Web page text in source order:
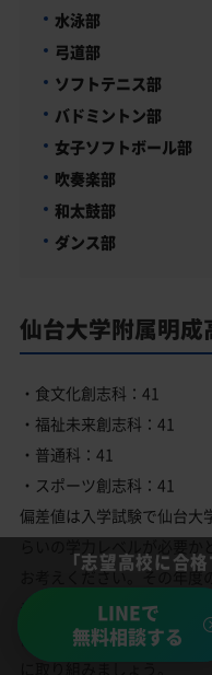
水泳部
弓道部
ソフトテニス部
バドミントン部
女子ソフトボール部
吹奏楽部
和太鼓部
ダンス部
仙台大学附属明成
・食文化創志科：41
・福祉未来創志科：41
・普通科：41
・スポーツ創志科：41
偏差値は入学試験で仙台大
お考えください。その年
や問題内容によっても合格
仙台大学附属明成高校入試
に取り組みましょう。
「志望高校に合
LINEで
無料相談する